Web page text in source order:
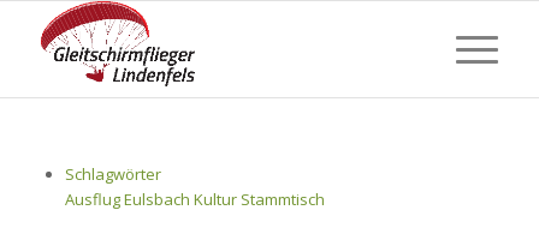
Schlagwörter
AusflugEulsbach Kultur Stammtisch